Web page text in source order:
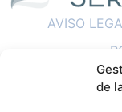
de
AVISO